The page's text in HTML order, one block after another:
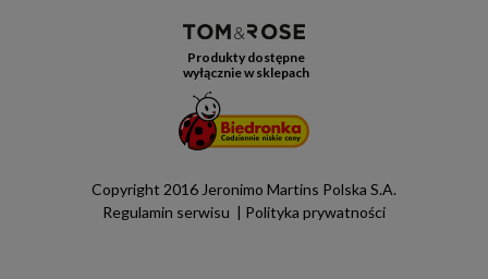
Produkty dostępne
wyłącznie w sklepach
Copyright 2016 Jeronimo Martins Polska S.A.
Regulamin serwisu
Polityka prywatności